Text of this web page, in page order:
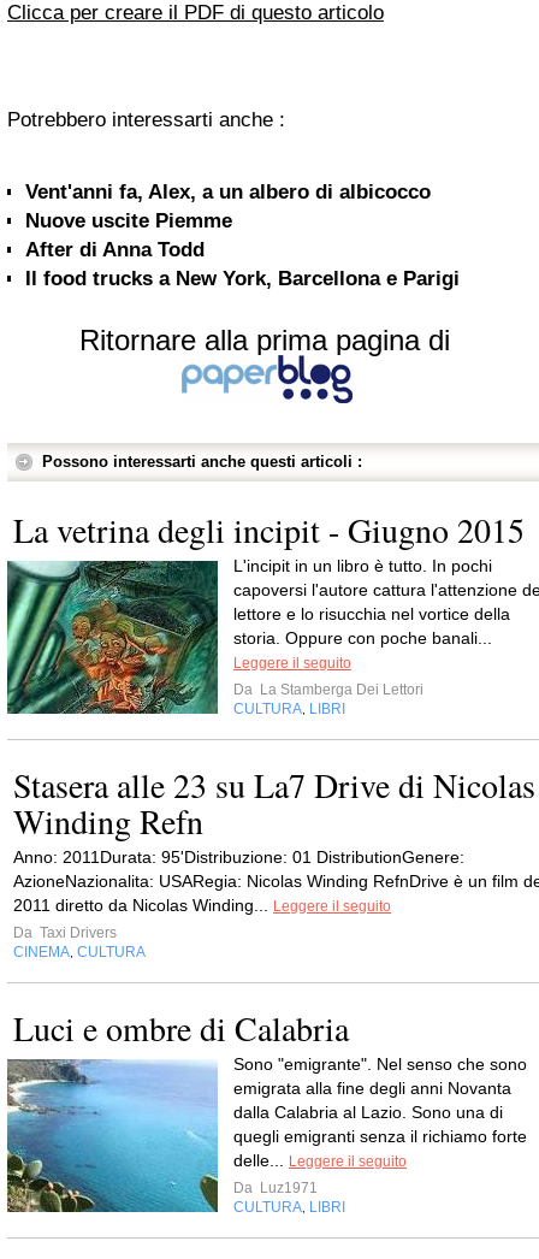
Clicca per creare il PDF di questo articolo
Potrebbero interessarti anche :
Vent'anni fa, Alex, a un albero di albicocco
Nuove uscite Piemme
After di Anna Todd
Il food trucks a New York, Barcellona e Parigi
Ritornare alla prima pagina di
Possono interessarti anche questi articoli :
La vetrina degli incipit - Giugno 2015
L'incipit in un libro è tutto. In pochi
capoversi l'autore cattura l'attenzione
lettore e lo risucchia nel vortice della
storia. Oppure con poche banali...
Leggere il seguito
Da La Stamberga Dei Lettori
CULTURA LIBRI
Stasera alle 23 su La7 Drive di Nicolas
Winding Refn
Anno: 2011Durata: 95'Distribuzione: 01 DistributionGenere:
AzioneNazionalita: USARegia: Nicolas Winding RefnDrive è un film
2011 diretto da Nicolas Winding...
Leggere il seguito
Da Taxi Drivers
CINEMA CULTURA
Luci e ombre di Calabria
Sono "emigrante". Nel senso che sono
emigrata alla fine degli anni Novanta
dalla Calabria al Lazio. Sono una di
quegli emigranti senza il richiamo forte
delle...
Leggere il seguito
Da Luz1971
CULTURA LIBRI